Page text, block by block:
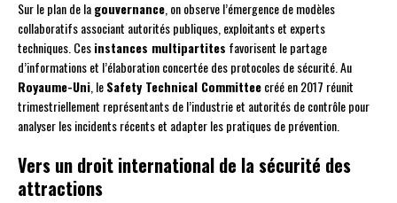
Sur le plan de lagouvernance , on observe l’émergence de modèles
collaboratifs associant autorités publiques, exploitants et experts
techniques. Cesinstances multipartites favorisent le partage
d’informations et l’élaboration concertée des protocoles de sécurité. Au
Royaume-Uni , leSafety Technical Committeecréé en 2017 réunit
trimestriellement représentants de l’industrie et autorités de contrôle pour
analyser les incidents récents et adapter les pratiques de prévention.
Vers un droit international de la sécurité des
attractions